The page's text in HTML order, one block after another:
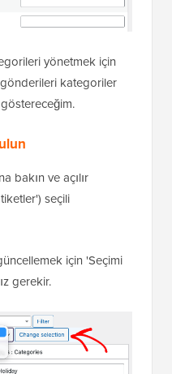
yönetmek için
kategoriler
göstereceğim.
bakın ve açılır
seçili
için 'Seçimi
gerekir.